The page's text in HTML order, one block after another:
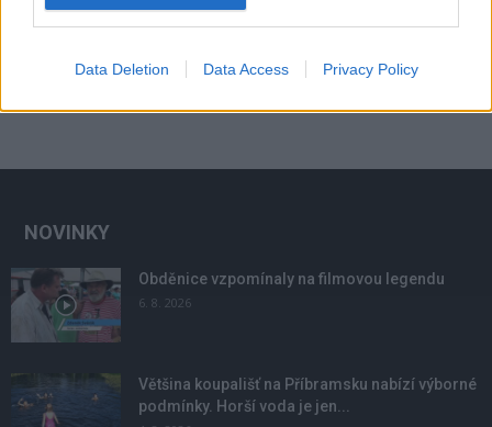
Data Deletion Data Access Privacy Policy
NOVINKY
Obděnice vzpomínaly na filmovou legendu
6. 8. 2026
Většina koupališť na Příbramsku nabízí výborné
podmínky. Horší voda je jen...